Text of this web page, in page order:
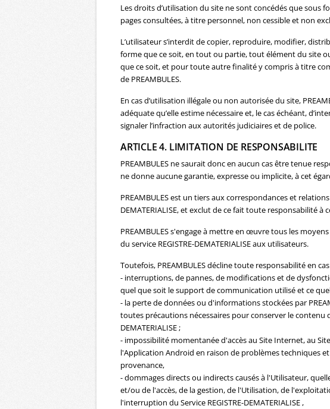
Les droits d’utilisation du site ne sont concédés que sous
pages consultées, à titre personnel, non cessible et non
L’utilisateur s’interdit de copier, reproduire, modifier,
forme que ce soit, en tout ou partie, tout élément du site
que ce soit, et pour toute autre finalité y compris à titre
de PREAMBULES.
En cas d’utilisation illégale ou non autorisée du site,
adéquate qu’elle estime nécessaire et, le cas échéant,
signaler l’infraction aux autorités judiciaires et de police.
ARTICLE 4. LIMITATION DE RESPONSABILITE
PREAMBULES ne saurait donc en aucun cas être tenue
ne donne aucune garantie, expresse ou implicite, à cet
PREAMBULES est un tiers aux correspondances et
DEMATERIALISE, et exclut de ce fait toute responsabilité à
PREAMBULES s'engage à mettre en œuvre tous les
du service REGISTRE-DEMATERIALISE aux utilisateurs.
Toutefois, PREAMBULES décline toute responsabilité en
- interruptions, de pannes, de modifications et de
quel que soit le support de communication utilisé et ce
- la perte de données ou d'informations stockées par
toutes précautions nécessaires pour conserver le contenu
DEMATERIALISE ;
- impossibilité momentanée d'accès au Site Internet, au
l'Application Android en raison de problèmes techniques
provenance,
- dommages directs ou indirects causés à l'Utilisateur,
et/ou de l'accès, de la gestion, de l'Utilisation, de
l'interruption du Service REGISTRE-DEMATERIALISE ,